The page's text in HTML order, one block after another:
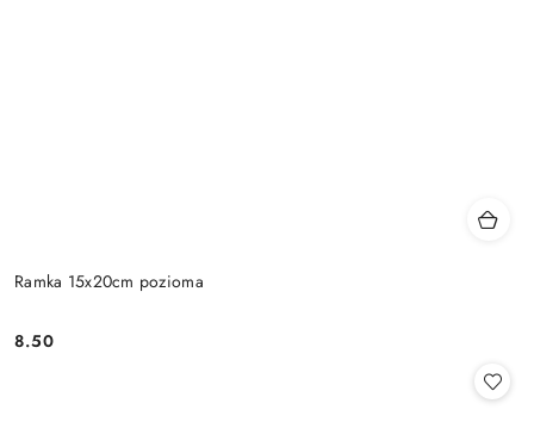
Ramka 15x20cm pozioma
Cena:
8.50